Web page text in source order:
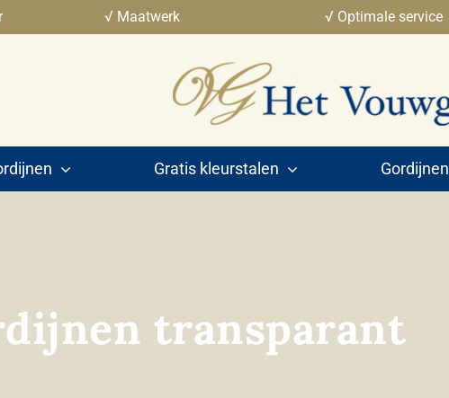
√ Maatwerk √ Optimale service
Gratis kleurstalen Gordijnen
transparant